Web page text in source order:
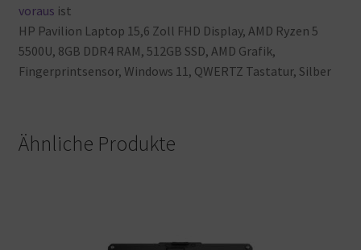
voraus ist
HP Pavilion Laptop 15,6 Zoll FHD Display, AMD Ryzen 5
5500U, 8GB DDR4 RAM, 512GB SSD, AMD Grafik,
Fingerprintsensor, Windows 11, QWERTZ Tastatur, Silber
Ähnliche Produkte